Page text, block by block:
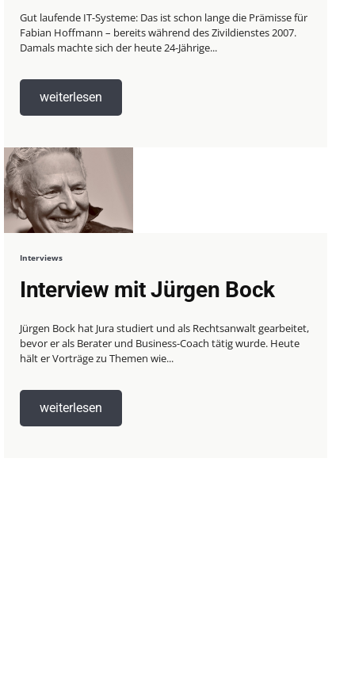
Gut laufende IT-Systeme: Das ist schon lange die Prämisse für
Fabian Hoffmann – bereits während des Zivildienstes 2007.
Damals machte sich der heute 24-Jährige...
weiterlesen
Interviews
Interview mit Jürgen Bock
Jürgen Bock hat Jura studiert und als Rechtsanwalt gearbeitet,
bevor er als Berater und Business-Coach tätig wurde. Heute
hält er Vorträge zu Themen wie...
weiterlesen